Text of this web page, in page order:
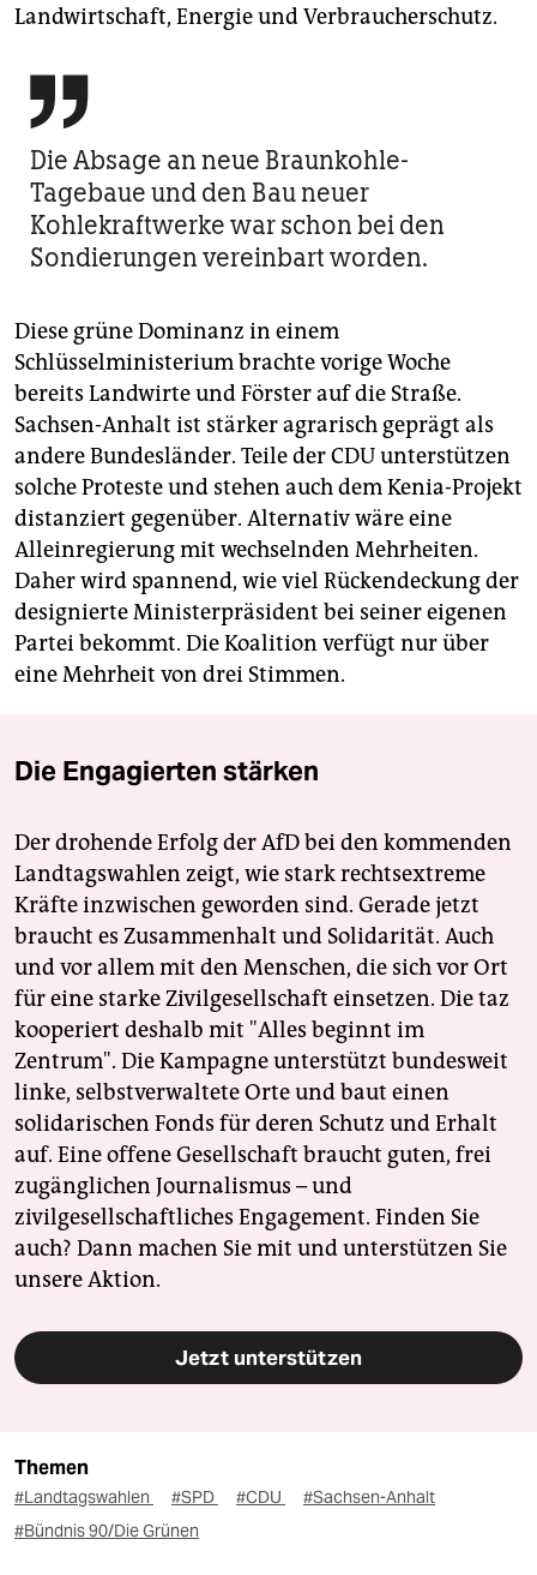
Landwirtschaft, Energie und Verbraucherschutz.

Die Absage an neue Braunkohle-
Tagebaue und den Bau neuer
Kohlekraftwerke war schon bei den
Sondierungen vereinbart worden.
Diese grüne Dominanz in einem
Schlüsselministerium brachte vorige Woche
bereits Landwirte und Förster auf die Straße.
Sachsen-Anhalt ist stärker agrarisch geprägt als
andere Bundesländer. Teile der CDU unterstützen
solche Proteste und stehen auch dem Kenia-Projekt
distanziert gegenüber. Alternativ wäre eine
Alleinregierung mit wechselnden Mehrheiten.
Daher wird spannend, wie viel Rückendeckung der
designierte Ministerpräsident bei seiner eigenen
Partei bekommt. Die Koalition verfügt nur über
eine Mehrheit von drei Stimmen.
Die Engagierten stärken
Der drohende Erfolg der AfD bei den kommenden
Landtagswahlen zeigt, wie stark rechtsextreme
Kräfte inzwischen geworden sind. Gerade jetzt
braucht es Zusammenhalt und Solidarität. Auch
und vor allem mit den Menschen, die sich vor Ort
für eine starke Zivilgesellschaft einsetzen. Die taz
kooperiert deshalb mit "Alles beginnt im
Zentrum". Die Kampagne unterstützt bundesweit
linke, selbstverwaltete Orte und baut einen
solidarischen Fonds für deren Schutz und Erhalt
auf. Eine offene Gesellschaft braucht guten, frei
zugänglichen Journalismus – und
zivilgesellschaftliches Engagement. Finden Sie
auch? Dann machen Sie mit und unterstützen Sie
unsere Aktion.
Jetzt unterstützen
Themen
#Landtagswahlen #SPD #CDU
#Sachsen-Anhalt
#Bündnis 90/Die Grünen